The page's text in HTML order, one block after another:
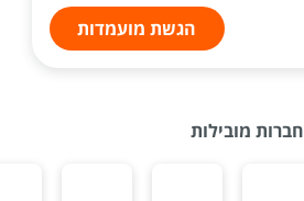
הגשת מועמדות
חברות מובילות